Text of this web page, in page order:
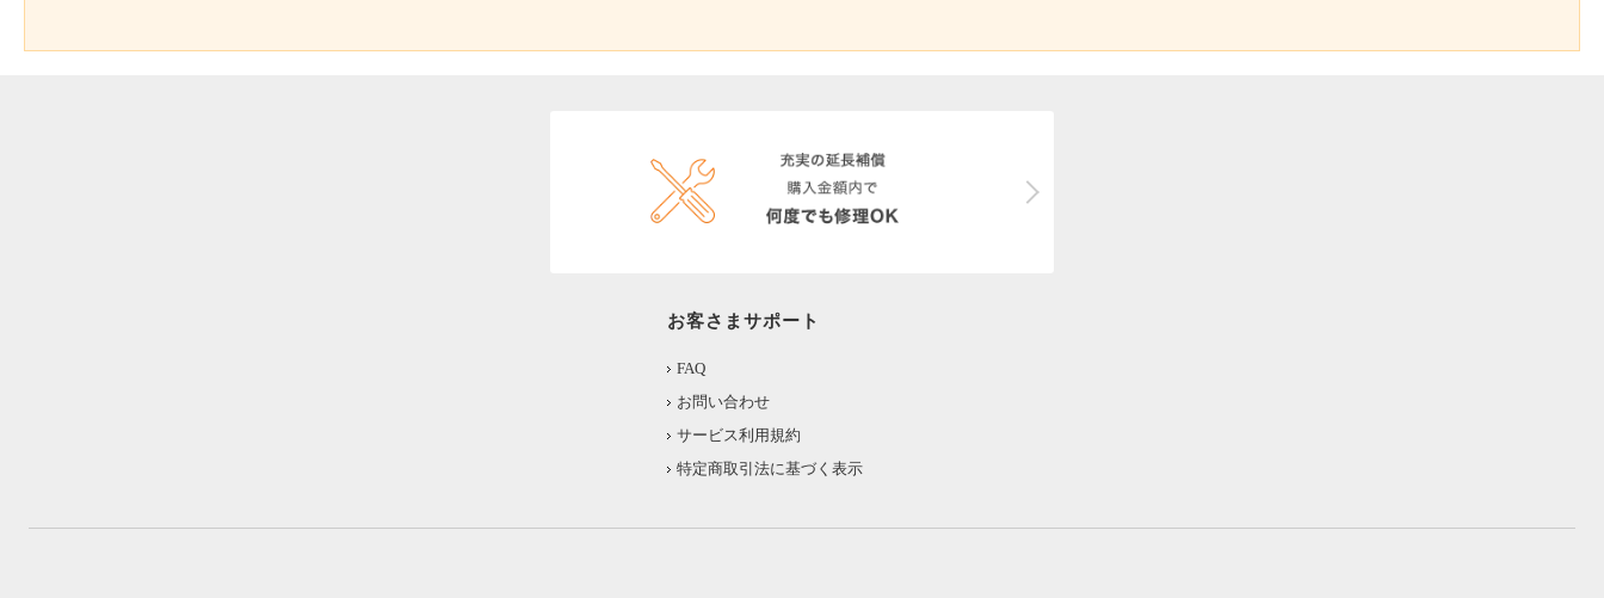
お客さまサポート
FAQ
お問い合わせ
サービス利用規約
特定商取引法に基づく表示